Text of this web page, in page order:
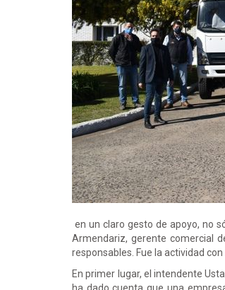
en un claro gesto de apoyo, no
Armendariz, gerente comercial
responsables. Fue la actividad
En primer lugar, el intendente